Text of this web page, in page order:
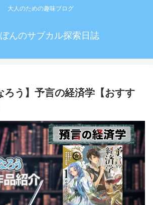
大人のための趣味ブログ
んのサブカル探索日誌
ろう】予言の経済学【おすす